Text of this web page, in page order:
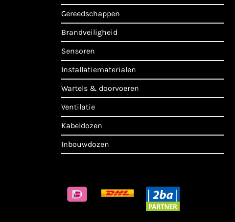
gereedschappen
brandveiligheid
sensoren
installatiematerialen
wartels & doorvoeren
ventilatie
kabeldozen
inbouwdozen